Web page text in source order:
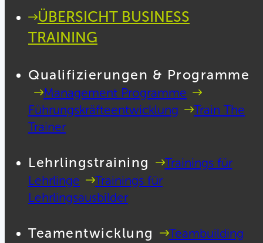
ÜBERSICHT BUSINESS
TRAINING
Qualifizierungen & Programme
Management Programme
Führungskräfteentwicklung
Train The
Trainer
Lehrlingstraining
Trainings für
Lehrlinge
Trainings für
Lehrlingsausbilder
Teamentwicklung
Teambuilding